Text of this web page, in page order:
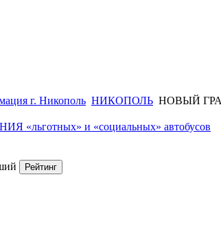
г. Никополь НИКОПОЛЬ НОВЫЙ
и «социальных» автобусов